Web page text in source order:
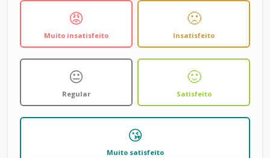
😡
Muito insatisfeito
🙁
Insatisfeito
😐
Regular
🙂
Satisfeito
😘
Muito satisfeito